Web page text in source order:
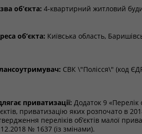
об’єкта: 4-квартирний житловий
об’єкта: Київська область,
СВК \"Полісся\" (код
приватизації: Додаток 9 «Перелік
приватизацію яких розпочато в
переліків об’єктів малої
№ 1637 (із змінами).